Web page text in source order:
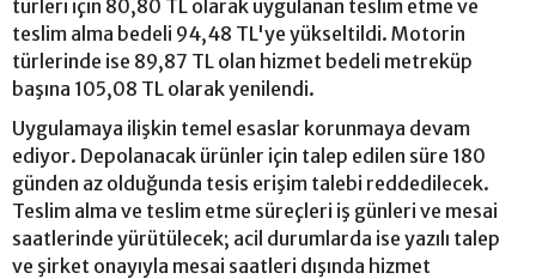
türleri için 80,80 TL olarak uygulanan teslim etme ve
teslim alma bedeli 94,48 TL'ye yükseltildi. Motorin
türlerinde ise 89,87 TL olan hizmet bedeli metreküp
başına 105,08 TL olarak yenilendi.
Uygulamaya ilişkin temel esaslar korunmaya devam
ediyor. Depolanacak ürünler için talep edilen süre 180
günden az olduğunda tesis erişim talebi reddedilecek.
Teslim alma ve teslim etme süreçleri iş günleri ve mesai
saatlerinde yürütülecek; acil durumlarda ise yazılı talep
ve şirket onayıyla mesai saatleri dışında hizmet